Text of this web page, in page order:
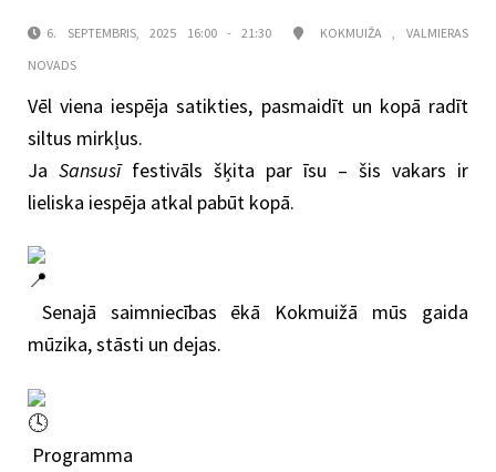
6. SEPTEMBRIS, 2025 16:00 - 21:30
KOKMUIŽA , VALMIERAS
NOVADS
Vēl viena iespēja satikties, pasmaidīt un kopā radīt
siltus mirkļus.
JaSansusīfestivāls šķita par īsu – šis vakars ir
lieliska iespēja atkal pabūt kopā.
Senajā saimniecības ēkā Kokmuižā mūs gaida
mūzika, stāsti un dejas.
Programma